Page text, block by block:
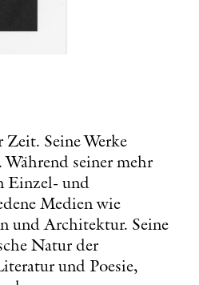
Seine Werke
seiner mehr
Einzel- und
Medien wie
und Architektur. Seine
Natur der
und Poesie,